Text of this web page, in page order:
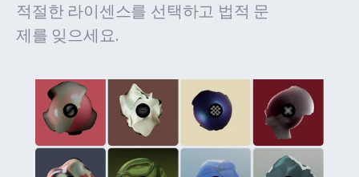
적절한 라이센스를 선택하고 법적 문
제를 잊으세요.